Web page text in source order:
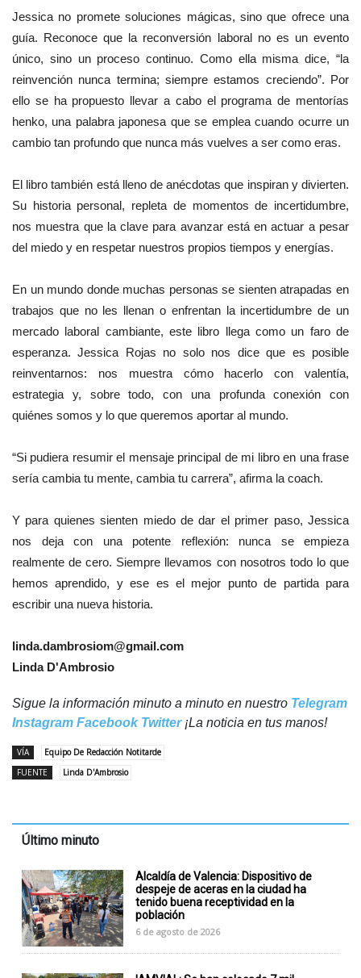
Jessica no promete soluciones mágicas, sino que ofrece una
guía. Reconoce que la reconversión laboral no es un evento
único, sino un proceso continuo. Como ella misma dice, “la
reinvención nunca termina; siempre estamos creciendo”. Por
ello se ha propuesto llevar a cabo el programa de mentorías
henko, una palabra japonesa que se emplea cuando ocurre un
cambio tan profundo que nunca más vuelves a ser como eras.
El libro también está lleno de anécdotas que inspiran y divierten.
Su historia personal, repleta de momentos de incertidumbre,
nos muestra que la clave para avanzar está en actuar a pesar
del miedo y en respetar nuestros propios tiempos y energías.
En un mundo donde muchas personas se sienten atrapadas en
trabajos que no les llenan o enfrentan la incertidumbre de un
mercado laboral cambiante, este libro llega como un faro de
esperanza. Jessica Rojas no solo nos dice que es posible
reinventarnos: nos muestra cómo hacerlo con valentía,
estrategia y, sobre todo, con una profunda conexión con
quiénes somos y lo que queremos aportar al mundo.
“Si pudiera resumir el mensaje principal de mi libro en una frase
sería cambia tu mente, cambia tu carrera”, afirma la coach.
Y para quienes sienten miedo de dar el primer paso, Jessica
nos deja con una potente reflexión: nunca se empieza
realmente de cero. Siempre llevamos con nosotros todo lo que
hemos aprendido, y ese es el mejor punto de partida para
escribir una nueva historia.
linda.dambrosiom@gmail.com
Linda D'Ambrosio
Sigue la información minuto a minuto en nuestro Telegram
Instagram Facebook Twitter¡La noticia en tus manos!
VÍA
Equipo De Redacción Notitarde
FUENTE
Linda D'Ambrosio
Último minuto
Alcaldía de Valencia: Dispositivo de
despeje de aceras en la ciudad ha
tenido buena receptividad en la
población
6 de agosto de 2026